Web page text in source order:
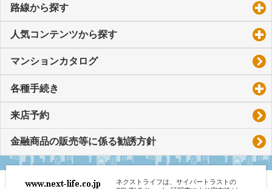
路線から探す
人気コンテンツから探す
マンションカタログ
各種手続き
来店予約
金融商品の販売等に係る勧誘方針
ネクストライフは、サイバートラストの